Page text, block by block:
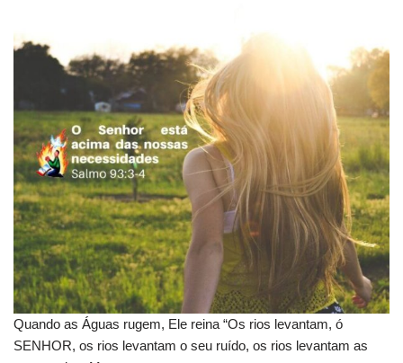
Quando as Águas rugem, Ele reina “Os rios levantam, ó
SENHOR, os rios levantam o seu ruído, os rios levantam as